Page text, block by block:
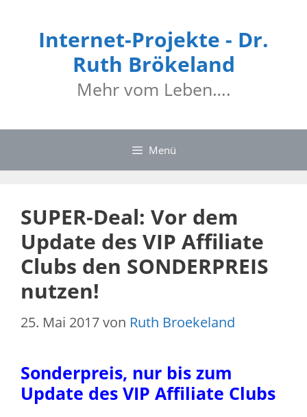
Internet-Projekte - Dr.
Ruth Brökeland
Mehr vom Leben….
Menü
SUPER-Deal: Vor dem
Update des VIP Affiliate
Clubs den SONDERPREIS
nutzen!
25. Mai 2017von Ruth Broekeland
Sonderpreis, nur bis zum
Update des VIP Affiliate Clubs